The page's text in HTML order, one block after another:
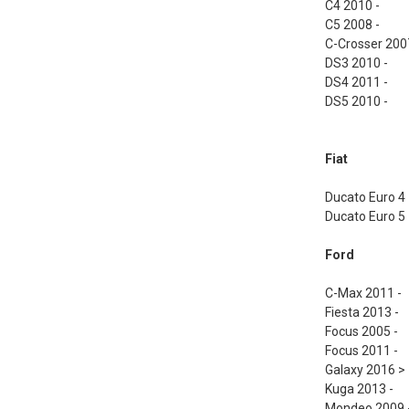
C4 2010 -
C5 2008 -
C-Crosser
DS3 2010 -
DS4 2011 -
DS5 2010 -
Fiat
Ducato Euro 4
Ducato Euro 5
Ford
C-Max 2011 -
Fiesta 2013 -
Focus 2005 -
Focus 2011 -
Galaxy 2016 >
Kuga 2013 -